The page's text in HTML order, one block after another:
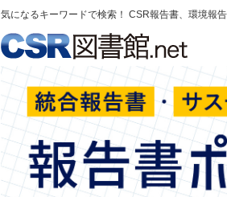
気になるキーワードで検索！ CSR報告書、環境報